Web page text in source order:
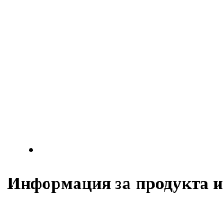
Информация за продукта